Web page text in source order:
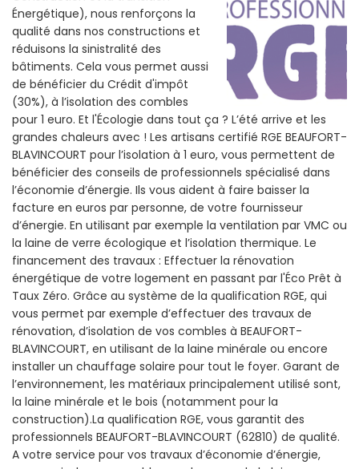
Énergétique), nous renforçons la
qualité dans nos constructions et
réduisons la sinistralité des
bâtiments. Cela vous permet aussi
de bénéficier du Crédit d'impôt
(30%), à l’isolation des combles
pour 1 euro. Et l'Écologie dans tout ça ? L’été arrive et les
grandes chaleurs avec ! Les artisans certifié RGE BEAUFORT-
BLAVINCOURT pour l’isolation à 1 euro, vous permettent de
bénéficier des conseils de professionnels spécialisé dans
l’économie d’énergie. Ils vous aident à faire baisser la
facture en euros par personne, de votre fournisseur
d’énergie. En utilisant par exemple la ventilation par VMC ou
la laine de verre écologique et l’isolation thermique. Le
financement des travaux : Effectuer la rénovation
énergétique de votre logement en passant par l'Éco Prêt à
Taux Zéro. Grâce au système de la qualification RGE, qui
vous permet par exemple d’effectuer des travaux de
rénovation, d’isolation de vos combles à BEAUFORT-
BLAVINCOURT, en utilisant de la laine minérale ou encore
installer un chauffage solaire pour tout le foyer. Garant de
l’environnement, les matériaux principalement utilisé sont,
la laine minérale et le bois (notamment pour la
construction).La qualification RGE, vous garantit des
professionnels BEAUFORT-BLAVINCOURT (62810) de qualité.
A votre service pour vos travaux d’économie d’énergie,